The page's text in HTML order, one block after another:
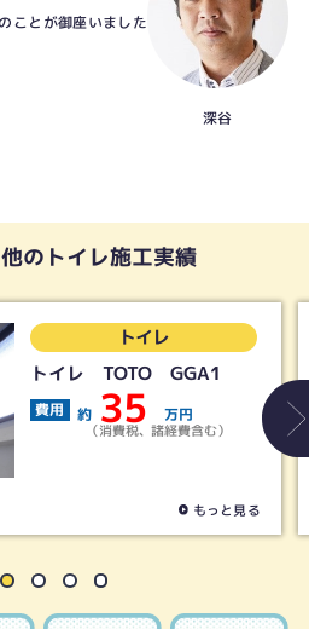
ことが御座いました
深谷
のトイレ施工実績
トイレ
LIXIL／アメージュ便器リ
トイレ＋シャワートイレKB
費用 約 19 万円
もっと見る